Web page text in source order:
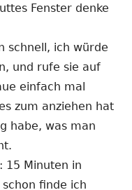
Fenster denke
schnell, ich würde
und rufe sie auf
einfach mal
zum anziehen hat
habe, was man
15 Minuten in
finde ich